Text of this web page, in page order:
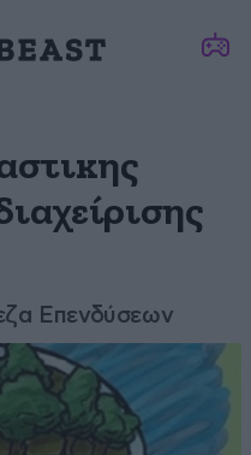
Επενδύσεων